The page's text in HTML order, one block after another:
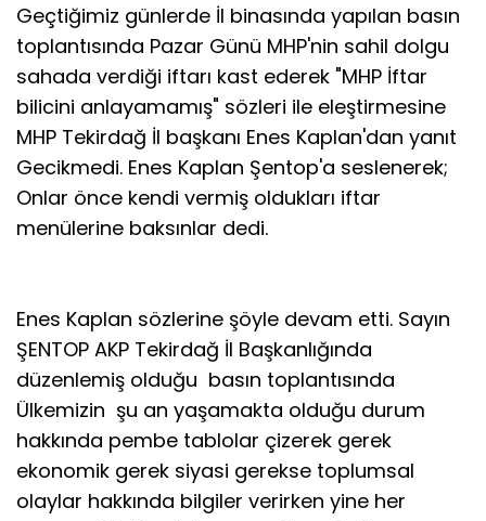
Geçtiğimiz günlerde İl binasında yapılan basın
toplantısında Pazar Günü MHP'nin sahil dolgu
sahada verdiği iftarı kast ederek "MHP İftar
bilicini anlayamamış" sözleri ile eleştirmesine
MHP Tekirdağ İl başkanı Enes Kaplan'dan yanıt
Gecikmedi. Enes Kaplan Şentop'a seslenerek;
Onlar önce kendi vermiş oldukları iftar
menülerine baksınlar dedi.
Enes Kaplan sözlerine şöyle devam etti. Sayın
ŞENTOP AKP Tekirdağ İl Başkanlığında
düzenlemiş olduğu basın toplantısında
Ülkemizin şu an yaşamakta olduğu durum
hakkında pembe tablolar çizerek gerek
ekonomik gerek siyasi gerekse toplumsal
olaylar hakkında bilgiler verirken yine her